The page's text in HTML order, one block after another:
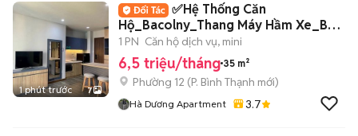
1 phút trước 7
✅Hệ Thống Căn
Hộ_Bacolny_Thang Máy Hầm Xe_Bảo
Vệ_Chu Văn An Bình Thạnh
1 PN Căn hộ dịch vụ, mini
6,5 triệu/tháng 35 m²
Phường 12 (P. Bình Thạnh mới)
Hà Dương Apartment 3.7